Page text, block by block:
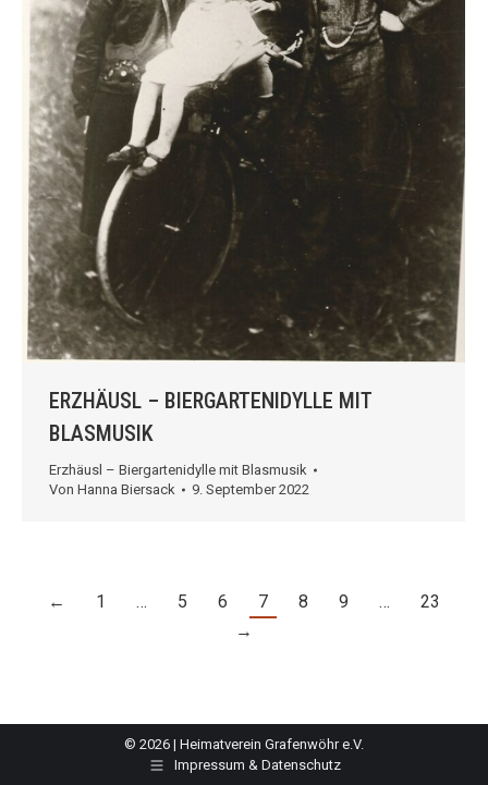
ERZHÄUSL – BIERGARTENIDYLLE MIT
BLASMUSIK
Erzhäusl – Biergartenidylle mit Blasmusik
Von Hanna Biersack 9. September 2022
← 1 … 5 6 7 8 9 …
23
→
© 2026 | Heimatverein Grafenwöhr e.V.
Impressum & Datenschutz